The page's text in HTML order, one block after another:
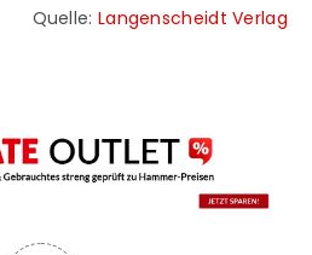
Quelle: Langenscheidt Verlag